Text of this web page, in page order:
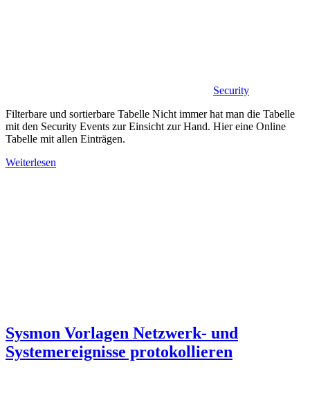
Security
Filterbare und sortierbare Tabelle Nicht immer hat man die Tabelle
mit den Security Events zur Einsicht zur Hand. Hier eine Online
Tabelle mit allen Einträgen.
Weiterlesen
Sysmon Vorlagen Netzwerk- und
Systemereignisse protokollieren